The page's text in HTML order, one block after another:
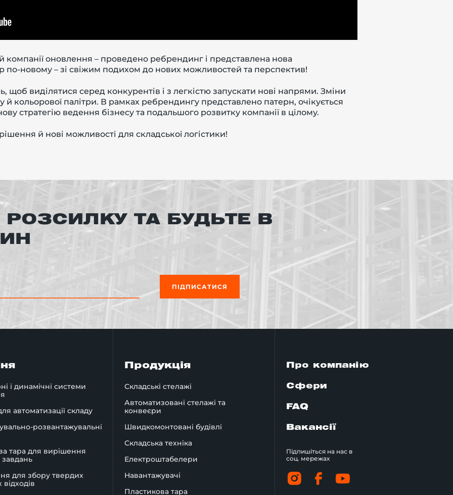
компанії оновлення – проведено ребрендинг і представлена нова
по-новому – зі свіжим подихом до нових можливостей та перспектив!
щоб виділятися серед конкурентів і з легкістю запускати нові напрями. Зміни
й кольорової палітри. В рамках ребрендингу представлено патерн, очікується
стратегію ведення бізнесу та подальшого розвитку компанії в цілому.
й нові можливості для складської логістики!
РОЗСИЛКУ ТА БУДЬТЕ В
ПІДПИСАТИСЯ
і динамічні системи
автоматизації складу
розвантажувальні
тара для вирішення
завдань
для збору твердих
Продукція
Складські стелажі
Автоматизовані стелажі та
конвеєри
Швидкомонтовані будівлі
Складська техніка
Електроштабелери
Навантажувачі
Пластикова тара
Про компанію
Сфери
FAQ
Вакансії
Підпишіться на нас в
соц. мережах